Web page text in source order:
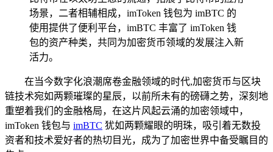
场景，二者相辅相成，imToken 钱包为 imBTC 的
使用提供了便利平台，imBTC 丰富了 imToken 钱
包的资产种类，共同为加密货币领域的发展注入新
活力。
在当今数字化浪潮席卷金融领域的时代,加密货币与区块
链技术宛如两颗璀璨的星辰，以前所未有的磅礴之势，深刻地
重塑着我们的金融格局，在这片风起云涌的加密领域中，
imToken 钱包与 imBTC 犹如两颗耀眼的明珠，吸引着无数投
资者和技术爱好者的热切目光，成为了加密世界中备受瞩目的